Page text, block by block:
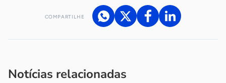
COMPARTILHE
Notícias relacionadas